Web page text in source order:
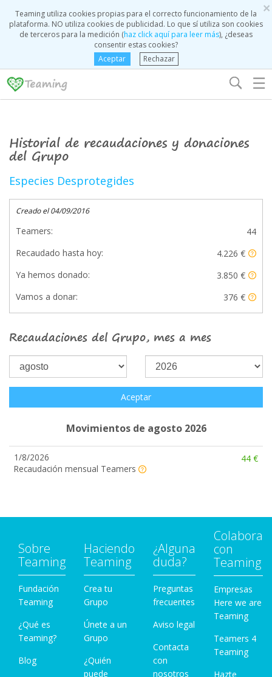
×
Teaming utiliza cookies propias para el correcto funcionamiento de la
plataforma. NO utiliza cookies de publicidad. Lo que sí utiliza son cookies
de terceros para la medición (haz click aquí para leer más), ¿deseas
consentir estas cookies?
Aceptar
Rechazar
☰
Historial de recaudaciones y donaciones
del Grupo
Especies Desprotegides
Creado el 04/09/2016
Teamers:
44
Recaudado hasta hoy:
4.226 €
Ya hemos donado:
3.850 €
Vamos a donar:
376 €
Recaudaciones del Grupo, mes a mes
Aceptar
Movimientos de agosto 2026
1/8/2026
Recaudación mensual Teamers
44 €
Sobre
Teaming
Fundación
Teaming
¿Qué es
Teaming?
Blog
Haciendo
Teaming
Crea tu
Grupo
Únete a un
Grupo
¿Quién
puede
¿Alguna
duda?
Preguntas
frecuentes
Aviso legal
Contacta
con
nosotros
Colabora
con
Teaming
Empresas
Here we are
Teaming
Teamers 4
Teaming
Hazte